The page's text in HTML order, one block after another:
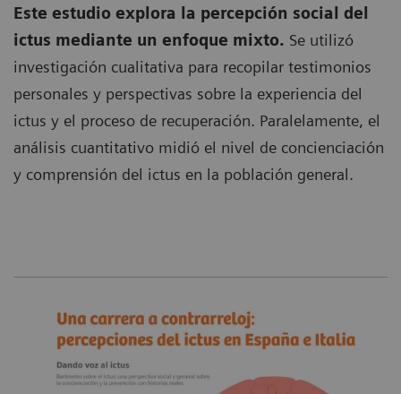
Este estudio explora la percepción social del
ictus mediante un enfoque mixto. Se utilizó
investigación cualitativa para recopilar testimonios
personales y perspectivas sobre la experiencia del
ictus y el proceso de recuperación. Paralelamente, el
análisis cuantitativo midió el nivel de concienciación
y comprensión del ictus en la población general.